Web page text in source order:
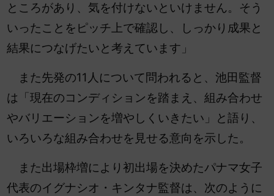
ところがあり、気を付けないといけません。そう
いったことをピッチ上で確認し、しっかり成果と
結果につなげたいと考えています」
また先発の11人について問われると、池田監督
は「現在のコンディションを踏まえ、組み合わせ
やバリエーションを増やしくいきたい」と語り、
いろいろな組み合わせを見せる意向を示した。
また出場枠増により初出場を決めたパナマ女子
代表のイグナシオ・キンタナ監督は、次のように